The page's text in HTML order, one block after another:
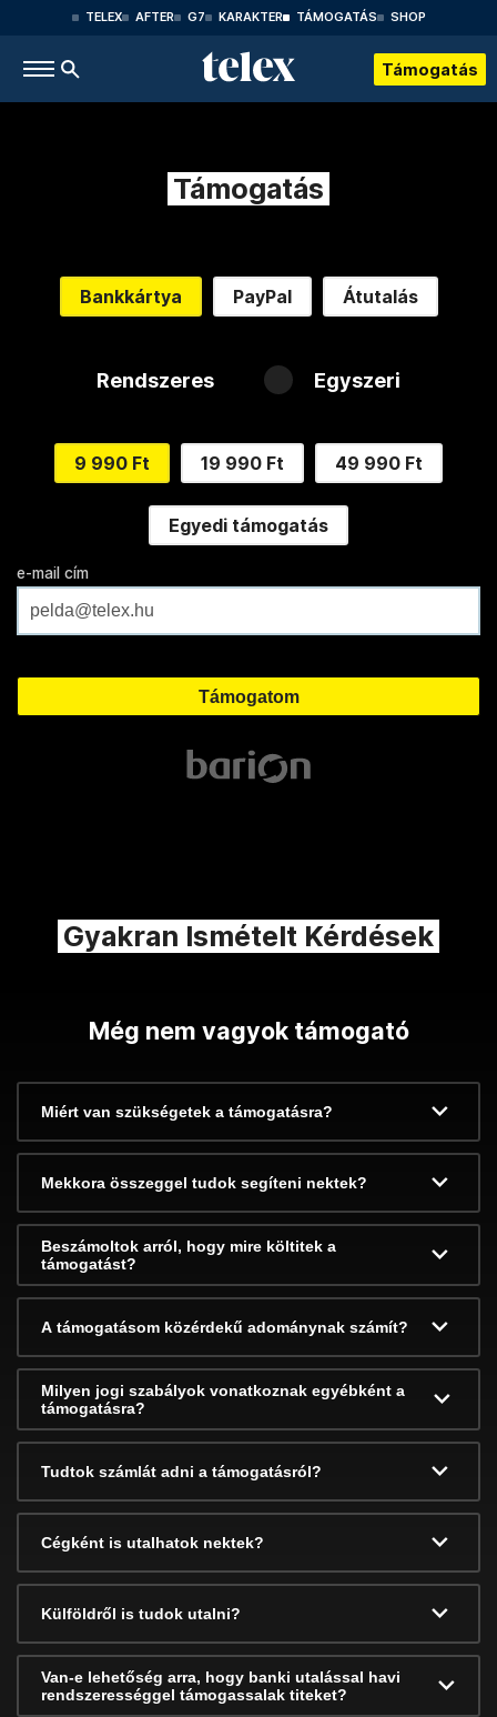
TELEX AFTER G7 KARAKTER TÁMOGATÁS SHOP
Támogatás
Támogatás
Bankkártya PayPal Átutalás
Rendszeres Egyszeri
9 990 Ft 19 990 Ft 49 990 Ft
Egyedi támogatás
e-mail cím
Gyakran Ismételt Kérdések
Még nem vagyok támogató
Miért van szükségetek a támogatásra?
Mekkora összeggel tudok segíteni nektek?
Beszámoltok arról, hogy mire költitek a
támogatást?
A támogatásom közérdekű adománynak számít?
Milyen jogi szabályok vonatkoznak egyébként a
támogatásra?
Tudtok számlát adni a támogatásról?
Cégként is utalhatok nektek?
Külföldről is tudok utalni?
Van-e lehetőség arra, hogy banki utalással havi
rendszerességgel támogassalak titeket?